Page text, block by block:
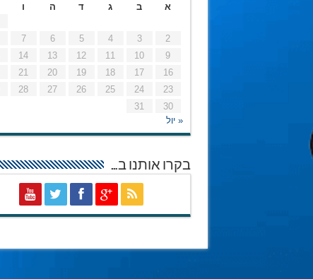
א
ב ג ד ה ו
2
3
4
5
6
7
9
10
11
12
13
14
16
17
18
19
20
21
23
24
25
26
27
28
30
31
« יול
בקרו אותנו ב…